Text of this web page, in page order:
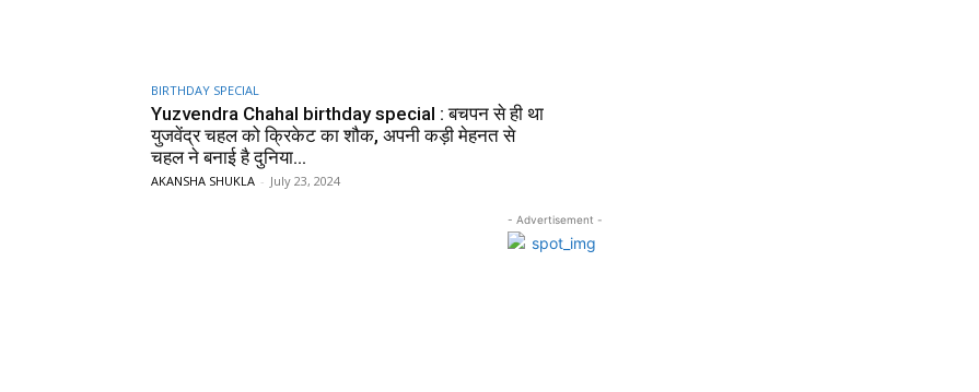
BIRTHDAY SPECIAL
Yuzvendra Chahal birthday special : बचपन से ही था
युजवेंद्र चहल को क्रिकेट का शौक, अपनी कड़ी मेहनत से
चहल ने बनाई है दुनिया...
AKANSHA SHUKLA - July 23, 2024
- Advertisement -